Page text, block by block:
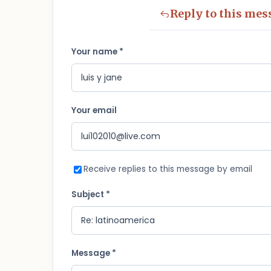
Reply to this
Your name *
Your email
Receive replies to this message by email
Subject *
Message *